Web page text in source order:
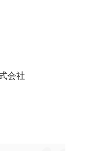
会社